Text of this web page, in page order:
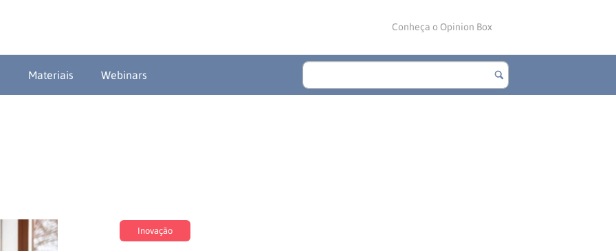
Conheça o Opinion Box
Materiais Webinars
Inovação